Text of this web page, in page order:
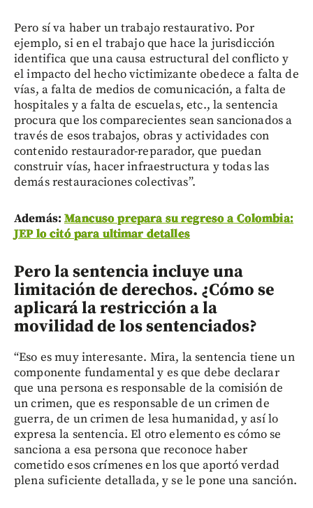
Pero sí va haber un trabajo restaurativo. Por
ejemplo, si en el trabajo que hace la jurisdicción
identifica que una causa estructural del conflicto y
el impacto del hecho victimizante obedece a falta de
vías, a falta de medios de comunicación, a falta de
hospitales y a falta de escuelas, etc., la sentencia
procura que los comparecientes sean sancionados a
través de esos trabajos, obras y actividades con
contenido restaurador-reparador, que puedan
construir vías, hacer infraestructura y todas las
demás restauraciones colectivas”.
Además:Mancuso prepara su regreso a Colombia:
JEP lo citó para ultimar detalles
Pero la sentencia incluye una
limitación de derechos. ¿Cómo se
aplicará la restricción a la
movilidad de los sentenciados?
“Eso es muy interesante. Mira, la sentencia tiene un
componente fundamental y es que debe declarar
que una persona es responsable de la comisión de
un crimen, que es responsable de un crimen de
guerra, de un crimen de lesa humanidad, y así lo
expresa la sentencia. El otro elemento es cómo se
sanciona a esa persona que reconoce haber
cometido esos crímenes en los que aportó verdad
plena suficiente detallada, y se le pone una sanción.